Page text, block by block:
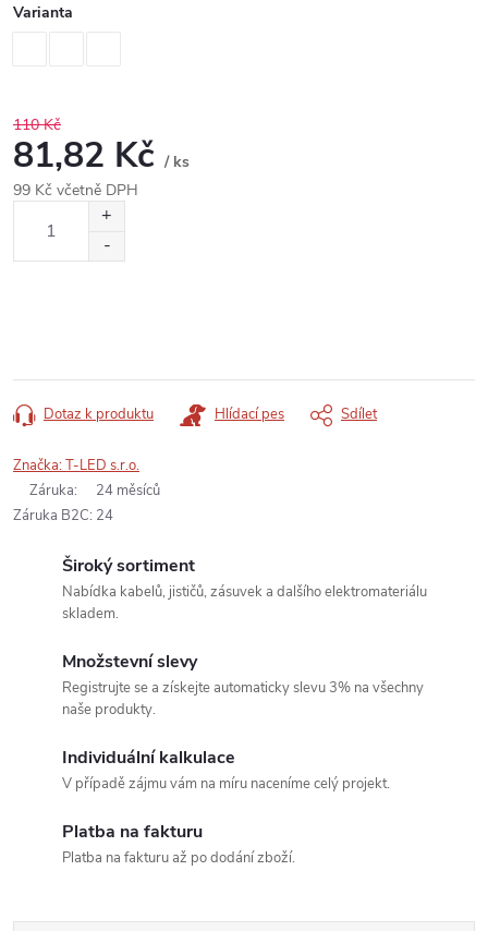
Varianta
110 Kč
81,82 Kč / ks
99 Kč včetně DPH
Dotaz k produktu Hlídací pes Sdílet
Značka:T-LED s.r.o.
Záruka:
24 měsíců
Záruka B2C: 24
Široký sortiment
Nabídka kabelů, jističů, zásuvek a dalšího elektromateriálu
skladem.
Množstevní slevy
Registrujte se a získejte automaticky slevu 3% na všechny
naše produkty.
Individuální kalkulace
V případě zájmu vám na míru naceníme celý projekt.
Platba na fakturu
Platba na fakturu až po dodání zboží.